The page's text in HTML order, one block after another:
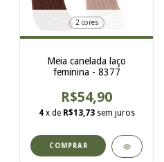
2 cores
Meia canelada laço
feminina - 8377
R$54,90
4 x de R$13,73 sem juros
COMPRAR